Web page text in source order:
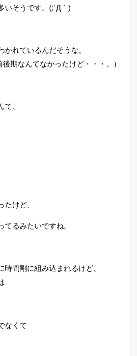
いそうです。(;´Д｀)
れているんだそうな。
後期なんてなかったけど・・・。）
、
たけど、
るみたいですね。
時間割に組み込まれるけど、
なくて